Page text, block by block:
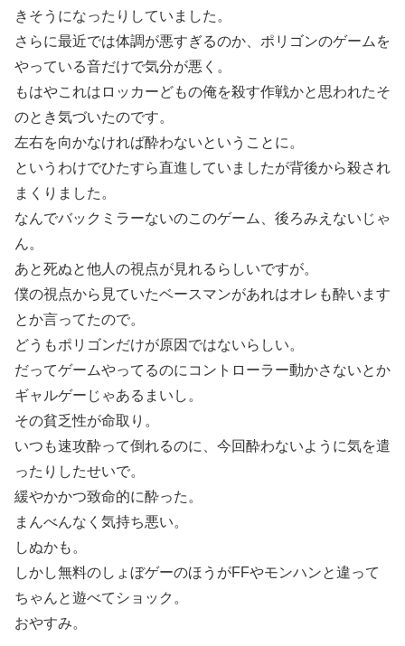
きそうになったりしていました。
さらに最近では体調が悪すぎるのか、ポリゴンのゲームを
やっている音だけで気分が悪く。
もはやこれはロッカーどもの俺を殺す作戦かと思われたそ
のとき気づいたのです。
左右を向かなければ酔わないということに。
というわけでひたすら直進していましたが背後から殺され
まくりました。
なんでバックミラーないのこのゲーム、後ろみえないじゃ
ん。
あと死ぬと他人の視点が見れるらしいですが。
僕の視点から見ていたベースマンがあれはオレも酔います
とか言ってたので。
どうもポリゴンだけが原因ではないらしい。
だってゲームやってるのにコントローラー動かさないとか
ギャルゲーじゃあるまいし。
その貧乏性が命取り。
いつも速攻酔って倒れるのに、今回酔わないように気を遣
ったりしたせいで。
緩やかかつ致命的に酔った。
まんべんなく気持ち悪い。
しぬかも。
しかし無料のしょぼゲーのほうがFFやモンハンと違って
ちゃんと遊べてショック。
おやすみ。